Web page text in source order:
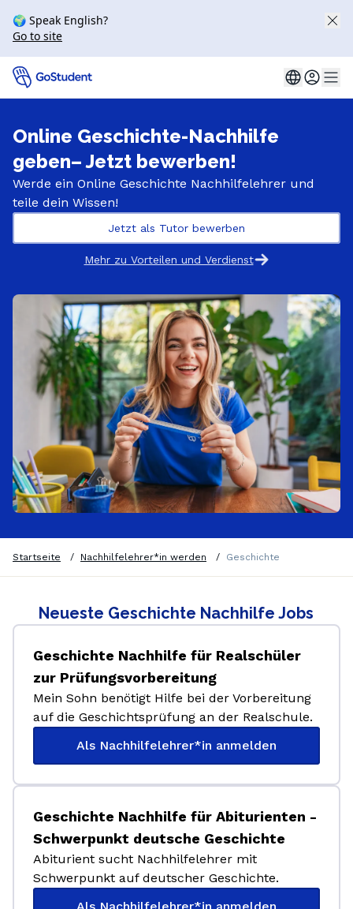
🌍 Speak English?
Go to site
Online Geschichte-Nachhilfe
geben​– Jetzt bewerben!
Werde ein Online Geschichte Nachhilfelehrer und
teile dein Wissen!
Jetzt als Tutor bewerben
Mehr zu Vorteilen und Verdienst
Startseite / Nachhilfelehrer*in werden / Geschichte
Neueste Geschichte Nachhilfe Jobs
Geschichte Nachhilfe für Realschüler
zur Prüfungsvorbereitung
Mein Sohn benötigt Hilfe bei der Vorbereitung
auf die Geschichtsprüfung an der Realschule.
Als Nachhilfelehrer*in anmelden
Geschichte Nachhilfe für Abiturienten -
Schwerpunkt deutsche Geschichte
Abiturient sucht Nachhilfelehrer mit
Schwerpunkt auf deutscher Geschichte.